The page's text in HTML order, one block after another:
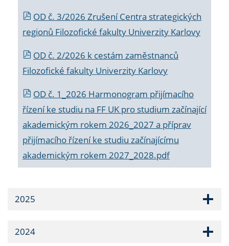
OD č. 3/2026 Zrušení Centra strategických
regionů Filozofické fakulty Univerzity Karlovy
OD č. 2/2026 k cestám zaměstnanců
Filozofické fakulty Univerzity Karlovy
OD č. 1_2026 Harmonogram přijímacího
řízení ke studiu na FF UK pro studium začínající
akademickým rokem 2026_2027 a příprav
přijímacího řízení ke studiu začínajícímu
akademickým rokem 2027_2028.pdf
2025
2024